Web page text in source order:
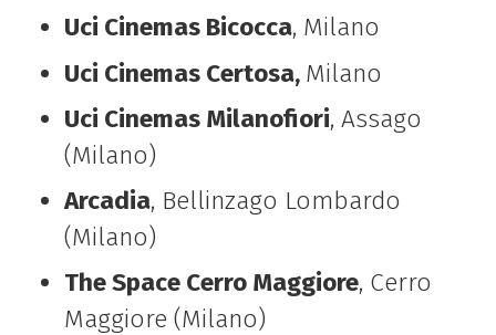
Uci Cinemas Bicocca, Milano
Uci Cinemas Certosa, Milano
Uci Cinemas Milanofiori, Assago
(Milano)
Arcadia, Bellinzago Lombardo
(Milano)
The Space Cerro Maggiore, Cerro
Maggiore (Milano)